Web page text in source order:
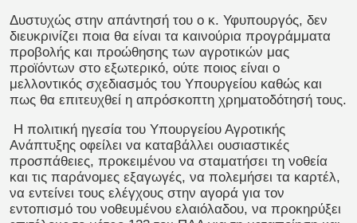
Δυστυχώς στην απάντησή του ο κ. Υφυπουργός, δεν
διευκρινίζει ποια θα είναι τα καινούρια προγράμματα
προβολής και προώθησης των αγροτικών μας
προϊόντων στο εξωτερικό, ούτε ποιος είναι ο
μελλοντικός σχεδιασμός του Υπουργείου καθώς και
πως θα επιτευχθεί η απρόσκοπτη χρηματοδότησή τους.
Η πολιτική ηγεσία του Υπουργείου Αγροτικής
Ανάπτυξης οφείλει να καταβάλλει ουσιαστικές
προσπάθειες, προκειμένου να σταματήσει τη νοθεία
και τις παράνομες εξαγωγές, να πολεμήσει τα καρτέλ,
να εντείνει τους ελέγχους στην αγορά για τον
εντοπισμό του νοθευμένου ελαιόλαδου, να προκηρύξει